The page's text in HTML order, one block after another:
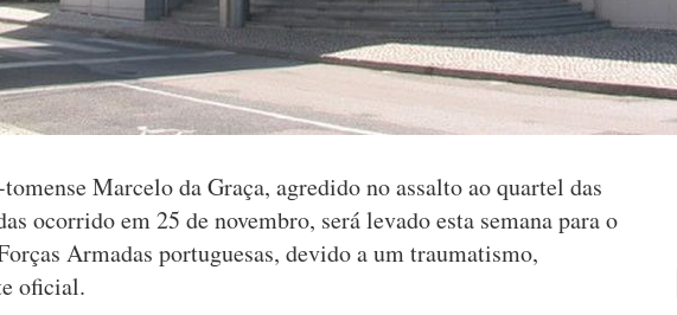
Marcelo da Graça, agredido no assalto ao quartel das
ocorrido em 25 de novembro, será levado esta semana para o
Armadas portuguesas, devido a um traumatismo,
oficial.